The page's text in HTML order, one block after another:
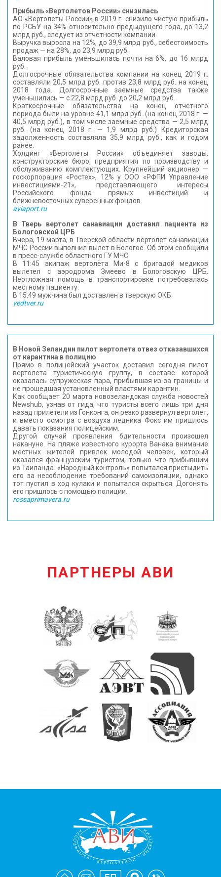
Прибыль «Вертолетов России» снизилась
АО «Вертолеты России» в 2019 г. снизило чистую прибыль
по РСБУ на 34% относительно предыдущего года, до 13,2
млрд руб., следует из отчетности компании.
Выручка выросла на 12%, до 39,9 млрд руб., себестоимость
продаж — на 28%, до 23,9 млрд руб.
Валовая прибыль уменьшилась почти на 6%, до 16 млрд
руб.
Долгосрочные обязательства компании на конец 2019 г.
составляли 20,5 млрд руб. против 23,8 млрд руб. на конец
2018 года. Долгосрочные заемные средства также
уменьшились — с 22,8 млрд руб. до 20,2 млрд руб.
Краткосрочные обязательства на конец отчетного
периода были на уровне 41,1 млрд руб. (на конец 2018 г. —
40,5 млрд руб.), в том числе заемные средства — 2,5 млрд
руб. (на конец 2018 г. — 1,9 млрд руб.) Кредиторская
задолженность составляла 35,9 млрд руб., как и годом
ранее.
Холдинг «Вертолеты России» объединяет заводы,
конструкторские бюро, предприятия по производству и
обслуживанию комплектующих. Крупнейший акционер —
госкорпорация «Ростех», 12% у ООО «РФПИ Управление
инвестициями-21», представляющего интересы
Российского фонда прямых инвестиций и
ближневосточных суверенных фондов.
aviaport.ru
В Тверь вертолет санавиации доставил пациента из
Бологовской ЦРБ
Вчера, 19 марта, в Тверской области вертолет санавиации
МЧС России выполнил вылет в Бологое. Об этом сообщили
в пресс-службе областного ГУ МЧС.
В 11:45 экипаж вертолёта Ми-8 с бригадой медиков
вылетел с аэродрома Змеево в Бологовскую ЦРБ.
Неотложная помощь в транспортировке потребовалась
местному пациенту.
В 15:49 мужчина был доставлен в тверскую ОКБ.
vedtver.ru
В Новой Зеландии пилот вертолета отвез отказавшихся
от карантина в полицию
Прямо в полицейский участок доставил сегодня пилот
вертолета туристическую группу, в составе которой
оказалась супружеская пара, прибывшая из-за границы и
не прошедшая установленный властями карантин.
Как сообщает 20 марта новозеландская служба новостей
Newshub, узнав от гида, что туристы всего лишь три дня
назад прилетели из Гонконга, он резко развернул вертолет,
и вместо осмотра с воздуха ледника Фокс им пришлось
давать показания полицейским.
Другой случай проявления бдительности произошел
накануне. На пляже известного курорта Ванака внимание
местных жителей привлек молодой человек, который
оказался французским туристом, только что прибывшим
из Таиланда. «Народный контроль» попытался пристыдить
его за несоблюдение требований самоизоляции, однако
тот пустил в ход кулаки и попытался скрыться. Догонять
его пришлось с помощью полиции.
rossaprimavera.ru
ПАРТНЕРЫ АВИ